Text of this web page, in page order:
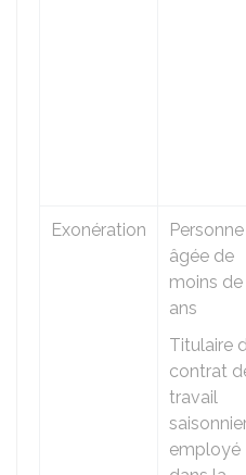
Exonération
Personne
âgée de
moins de
ans
Titulaire
contrat
travail
employé